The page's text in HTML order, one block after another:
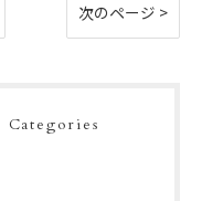
次のページ >
Categories